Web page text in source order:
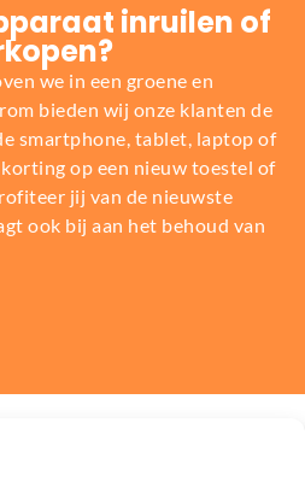
inruilen of
we in een groene en
bieden wij onze klanten de
smartphone, tablet, laptop of
op een nieuw toestel of
jij van de nieuwste
ook bij aan het behoud van